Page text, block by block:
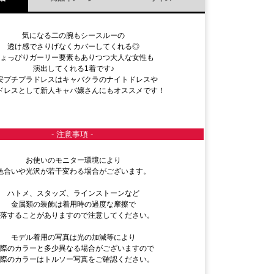
気になる二の腕もシースルーの
透け感でさりげなくカバーしてくれる◎
っぴりガーリー要素もありつつ大人な女性も
演出してくれる1着です♪
プチプラドレスはキャバクラのナイトドレスや
レスとして新人キャバ嬢さんにもオススメです！
- 注意事項 -
お使いのモニター環境により
合いや光沢が若干変わる場合がございます。
ハトメ、スタッズ、ラインストーンなど
金属類の装飾は着用時の過度な摩擦で
することがありますので注意してください。
モデル着用の写真は光の加減等により
のカラーと多少異なる場合がございますので
のカラーはトルソー写真をご確認ください。